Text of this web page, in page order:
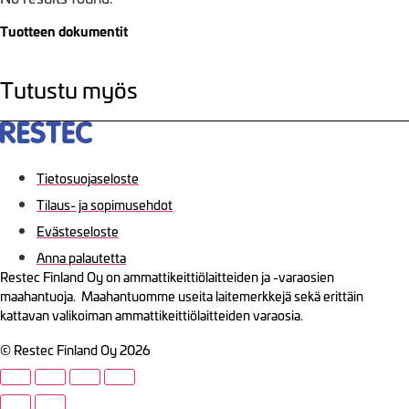
Tuotteen dokumentit
Tutustu myös
Tietosuojaseloste
Tilaus- ja sopimusehdot
Evästeseloste
Anna palautetta
Restec Finland Oy on ammattikeittiölaitteiden ja -varaosien
maahantuoja. Maahantuomme useita laitemerkkejä sekä erittäin
kattavan valikoiman ammattikeittiölaitteiden varaosia.
© Restec Finland Oy 2026